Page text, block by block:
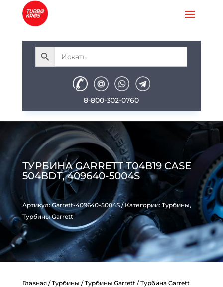
8-800-302-0760
ТУРБИНА GARRETT T04B19 CASE
504BDT, 409640-5004S
Артикул:Garrett-409640-5004S Категории: Турбины,
Турбины Garrett
Главная/Турбины /Турбины Garrett/ Турбина Garrett